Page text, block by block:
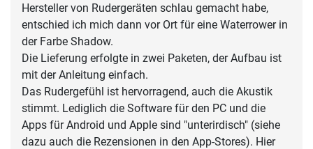
Hersteller von Rudergeräten schlau gemacht habe,
entschied ich mich dann vor Ort für eine Waterrower in
der Farbe Shadow.
Die Lieferung erfolgte in zwei Paketen, der Aufbau ist
mit der Anleitung einfach.
Das Rudergefühl ist hervorragend, auch die Akustik
stimmt. Lediglich die Software für den PC und die
Apps für Android und Apple sind "unterirdisch" (siehe
dazu auch die Rezensionen in den App-Stores). Hier